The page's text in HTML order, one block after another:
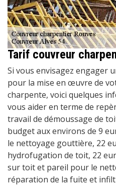
Tarif couvreur
Si vous envisagez engager
pour la mise en œuvre de
charpente, voici quelques
vous aider en terme de
travail de démoussage de
budget aux environs de 9
le nettoyage gouttière, 22
hydrofugation de toit, 22
sur toit et pareil pour le
réparation de la fuite et